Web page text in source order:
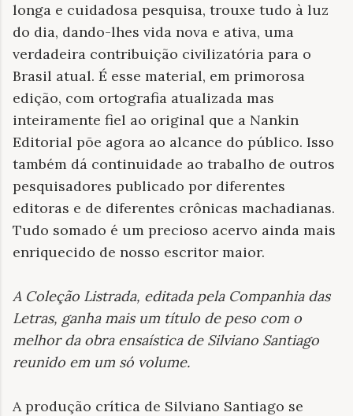
longa e cuidadosa pesquisa, trouxe tudo à luz
do dia, dando-lhes vida nova e ativa, uma
verdadeira contribuição civilizatória para o
Brasil atual. É esse material, em primorosa
edição, com ortografia atualizada mas
inteiramente fiel ao original que a Nankin
Editorial põe agora ao alcance do público. Isso
também dá continuidade ao trabalho de outros
pesquisadores publicado por diferentes
editoras e de diferentes crônicas machadianas.
Tudo somado é um precioso acervo ainda mais
enriquecido de nosso escritor maior.
A Coleção Listrada, editada pela Companhia das
Letras, ganha mais um título de peso com o
melhor da obra ensaística de Silviano Santiago
reunido em um só volume.
A produção crítica de Silviano Santiago se